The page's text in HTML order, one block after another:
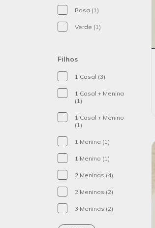
Rosa (1)
Verde (1)
Filhos
1 Casal (3)
1 Casal + Menina
(1)
1 Casal + Menino
(1)
1 Menina (1)
1 Menino (1)
2 Meninas (4)
2 Meninos (2)
3 Meninas (2)